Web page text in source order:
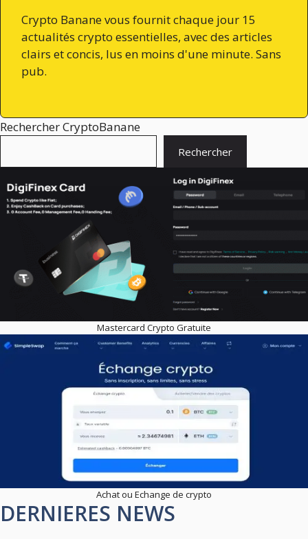
Crypto Banane vous fournit chaque jour 15
actualités crypto essentielles, avec des articles
clairs et concis, lus en moins d'une minute. Sans
pub.
Rechercher CryptoBanane
Rechercher
Mastercard Crypto Gratuite
Achat ou Echange de crypto
DERNIERES NEWS